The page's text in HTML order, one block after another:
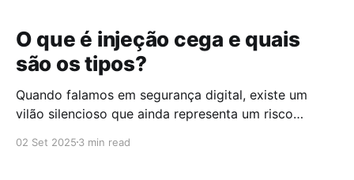
O que é injeção cega e quais
são os tipos?
Quando falamos em segurança digital, existe um
vilão silencioso que ainda representa um risco
injeção cega. Esse tipo de ataque explora falhas em
02 Set 2025 3 min read